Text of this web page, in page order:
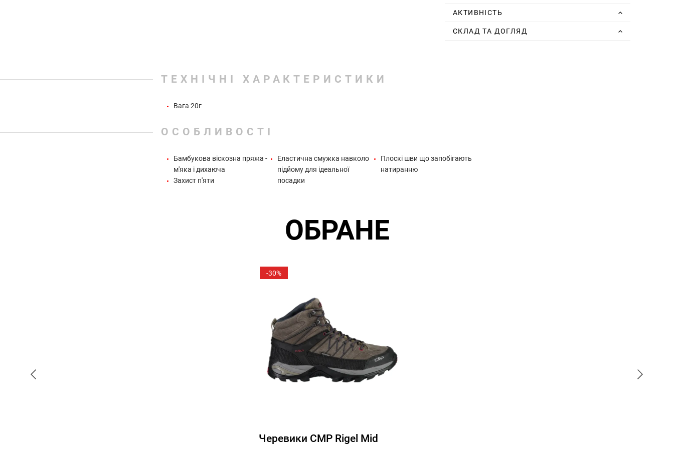
АКТИВНІСТЬ
СКЛАД ТА ДОГЛЯД
ТЕХНІЧНІ ХАРАКТЕРИСТИКИ
Вага 20г
ОСОБЛИВОСТІ
Бамбукова віскозна пряжа -
м'яка і дихаюча
Захист п'яти
Еластична смужка навколо
підйому для ідеальної
посадки
Плоскі шви що запобігають
натиранню
ОБРАНЕ
Черевики CMP Rigel Mid
-30%